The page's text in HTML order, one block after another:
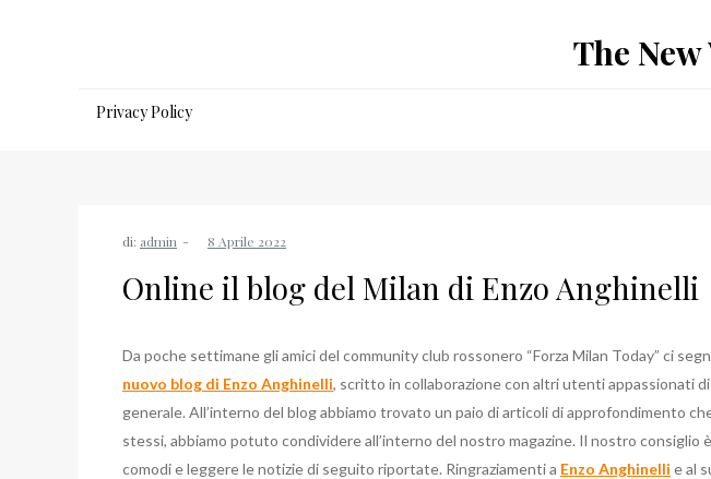
The
Privacy Policy
di: admin
Online il blog del Milan di Enzo Anghinelli
Da poche settimane gli amici del community club rossonero “Forza Milan Today” ci
nuovo blog di Enzo Anghinelli, scritto in collaborazione con altri utenti appassionati di
generale. All’interno del blog abbiamo trovato un paio di articoli di approfondimento
stessi, abbiamo potuto condividere all’interno del nostro magazine. Il nostro consiglio
comodi e leggere le notizie di seguito riportate. Ringraziamenti a Enzo Anghinelli e al